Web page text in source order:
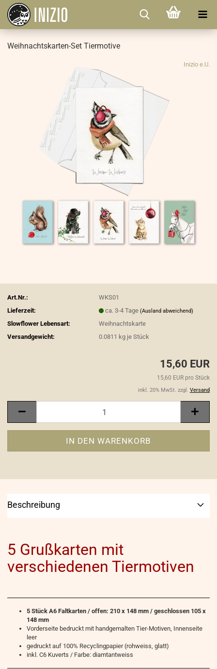
Weihnachtskarten-Set Tiermotive
Inizio e.U.
Art.Nr.:
WKS01
Lieferzeit:
ca. 3-4 Tage(Ausland abweichend)
Slowflower Lebensart:
Weihnachtskarte
Versandgewicht:
0.0811 kg je Stück
15,60 EUR
15,60 EUR pro Stück
inkl. 20% MwSt. zzgl. Versand
Beschreibung
5 Grußkarten mit
verschiedenen Tiermotiven
5 Stück A6 Faltkarten / offen: 210 x 148 mm / geschlossen 105 x
148 mm
Vorderseite bedruckt mit handgemalten Tier-Motiven, Innenseite
leer
gedruckt auf 100% Recyclingpapier (rohweiss, glatt)
inkl. C6 Kuverts / Farbe: diamtantweiss